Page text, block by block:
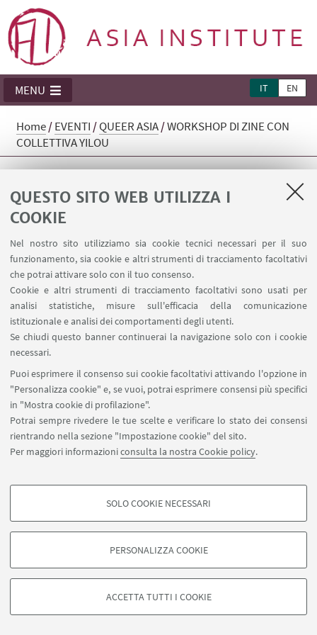
QUESTO SITO WEB UTILIZZA I
COOKIE
Nel nostro sito utilizziamo sia cookie tecnici necessari per il suo
funzionamento, sia cookie e altri strumenti di tracciamento facoltativi
che potrai attivare solo con il tuo consenso.
Cookie e altri strumenti di tracciamento facoltativi sono usati per
analisi statistiche, misure sull'efficacia della comunicazione
istituzionale e analisi dei comportamenti degli utenti.
Se chiudi questo banner continuerai la navigazione solo con i cookie
necessari.
Puoi esprimere il consenso sui cookie facoltativi attivando l'opzione in
"Personalizza cookie" e, se vuoi, potrai esprimere consensi più specifici
in "Mostra cookie di profilazione".
Potrai sempre rivedere le tue scelte e verificare lo stato dei consensi
rientrando nella sezione "Impostazione cookie" del sito.
Per maggiori informazioniconsulta la nostra Cookie policy.
COOKIE DI PROFILAZIONE - FACOLTATIVI
degli utenti, creare profili in base al loro comportamento sul sito, per analisi
di marketing.
Google/Youtube Video
SOLO COOKIE NECESSARI
PERSONALIZZA COOKIE
ACCETTA TUTTI I COOKIE
IT EN
MENU
Home/EVENTI /QUEER ASIA/WORKSHOP DI ZINE CON
COLLETTIVA YILOU
COLLETTIVA YILOU
Siamo spiacenti, non è più possibile effettuare l'iscrizione.
Seguici su:
©Copyright 2026 - ALMA MATER STUDIORUM - Università di
Privacy- Note legali-Impostazioni Cookie